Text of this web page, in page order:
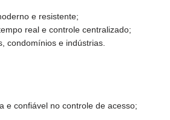
e resistente;
real e controle centralizado;
condomínios e indústrias.
e confiável no controle de acesso;